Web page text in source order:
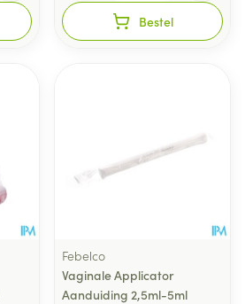
Bestel
Febelco
Vaginale Applicator
Aanduiding 2,5ml-5ml